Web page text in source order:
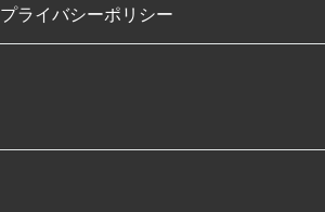
プライバシーポリシー